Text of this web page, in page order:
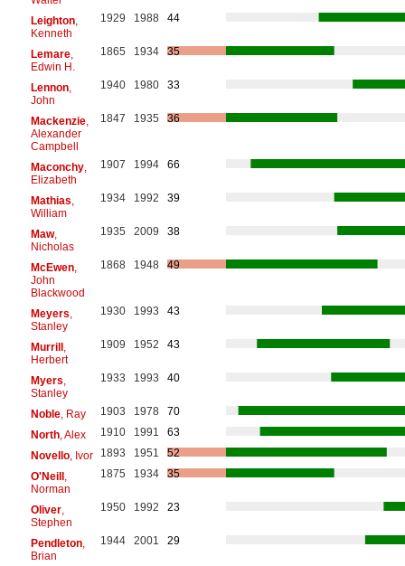
Leighton,
Kenneth
1929 1988 44
Lemare,
Edwin H.
1865 1934 35
Lennon,
John
1940 1980 33
Mackenzie,
Alexander
Campbell
1847 1935 36
Maconchy,
Elizabeth
1907 1994 66
Mathias
William
1934 1992 39
Maw,
Nicholas
1935 2009 38
McEwen,
John
Blackwood
1868 1948 49
Meyers
Stanley
1930 1993 43
Murrill,
Herbert
1909 1952 43
Myers
Stanley
1933 1993 40
Noble, Ray 1903 1978
70
North, Alex 1910 1991
63
Novello, Ivor 1893 1951
52
O'Neill,
Norman
1875 1934 35
Oliver,
Stephen
1950 1992 23
Pendleton,
Brian
1944 2001 29